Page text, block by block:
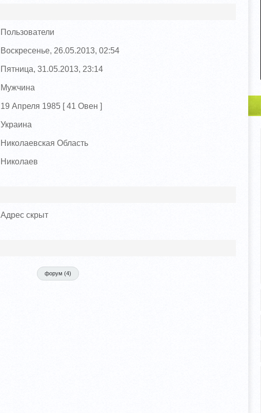
Пользователи
Воскресенье, 26.05.2013, 02:54
Пятница, 31.05.2013, 23:14
Мужчина
19 Апреля 1985 [41 Овен ]
Украина
Николаевская Область
Николаев
Адрес скрыт
форум (4)